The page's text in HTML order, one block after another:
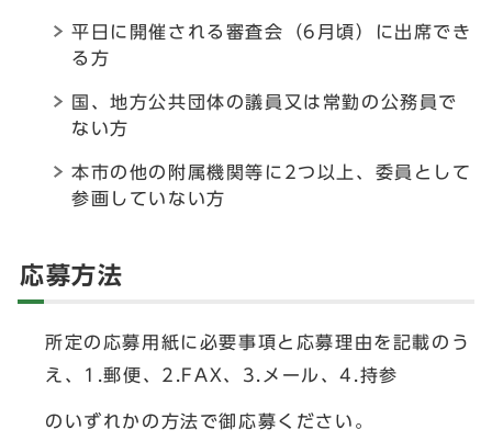
平日に開催される審査会（6月頃）に出席でき
る方
国、地方公共団体の議員又は常勤の公務員で
ない方
本市の他の附属機関等に2つ以上、委員として
参画していない方
応募方法
所定の応募用紙に必要事項と応募理由を記載のう
え、1.郵便、2.FAX、3.メール、4.持参
のいずれかの方法で御応募ください。